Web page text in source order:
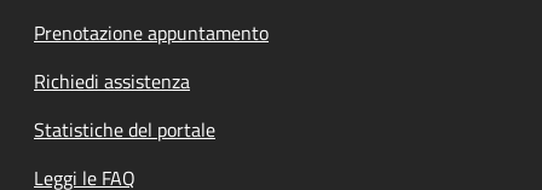
Prenotazione appuntamento
Richiedi assistenza
Statistiche del portale
Leggi le FAQ